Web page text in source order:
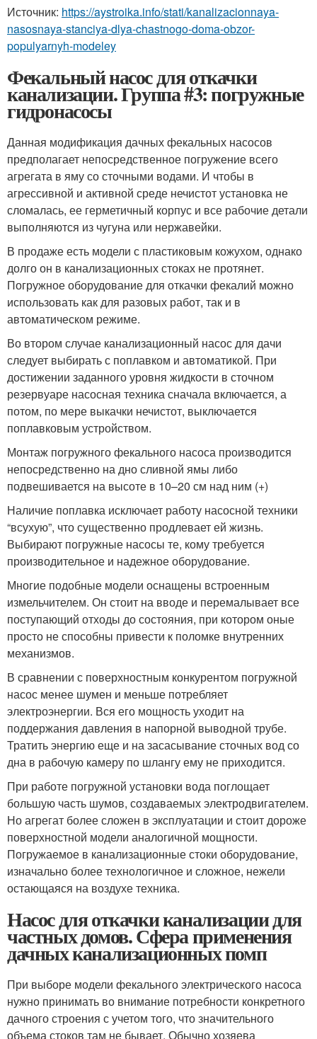
Источник: https://aystroika.info/stati/kanalizacionnaya-
nasosnaya-stanciya-dlya-chastnogo-doma-obzor-
populyarnyh-modeley
Фекальный насос для откачки
канализации. Группа #3: погружные
гидронасосы
Данная модификация дачных фекальных насосов
предполагает непосредственное погружение всего
агрегата в яму со сточными водами. И чтобы в
агрессивной и активной среде нечистот установка не
сломалась, ее герметичный корпус и все рабочие детали
выполняются из чугуна или нержавейки.
В продаже есть модели с пластиковым кожухом, однако
долго он в канализационных стоках не протянет.
Погружное оборудование для откачки фекалий можно
использовать как для разовых работ, так и в
автоматическом режиме.
Во втором случае канализационный насос для дачи
следует выбирать с поплавком и автоматикой. При
достижении заданного уровня жидкости в сточном
резервуаре насосная техника сначала включается, а
потом, по мере выкачки нечистот, выключается
поплавковым устройством.
Монтаж погружного фекального насоса производится
непосредственно на дно сливной ямы либо
подвешивается на высоте в 10–20 см над ним (+)
Наличие поплавка исключает работу насосной техники
“всухую”, что существенно продлевает ей жизнь.
Выбирают погружные насосы те, кому требуется
производительное и надежное оборудование.
Многие подобные модели оснащены встроенным
измельчителем. Он стоит на вводе и перемалывает все
поступающий отходы до состояния, при котором оные
просто не способны привести к поломке внутренних
механизмов.
В сравнении с поверхностным конкурентом погружной
насос менее шумен и меньше потребляет
электроэнергии. Вся его мощность уходит на
поддержания давления в напорной выводной трубе.
Тратить энергию еще и на засасывание сточных вод со
дна в рабочую камеру по шлангу ему не приходится.
При работе погружной установки вода поглощает
большую часть шумов, создаваемых электродвигателем.
Но агрегат более сложен в эксплуатации и стоит дороже
поверхностной модели аналогичной мощности.
Погружаемое в канализационные стоки оборудование,
изначально более технологичное и сложное, нежели
остающаяся на воздухе техника.
Насос для откачки канализации для
частных домов. Сфера применения
дачных канализационных помп
При выборе модели фекального электрического насоса
нужно принимать во внимание потребности конкретного
дачного строения с учетом того, что значительного
объема стоков там не бывает. Обычно хозяева